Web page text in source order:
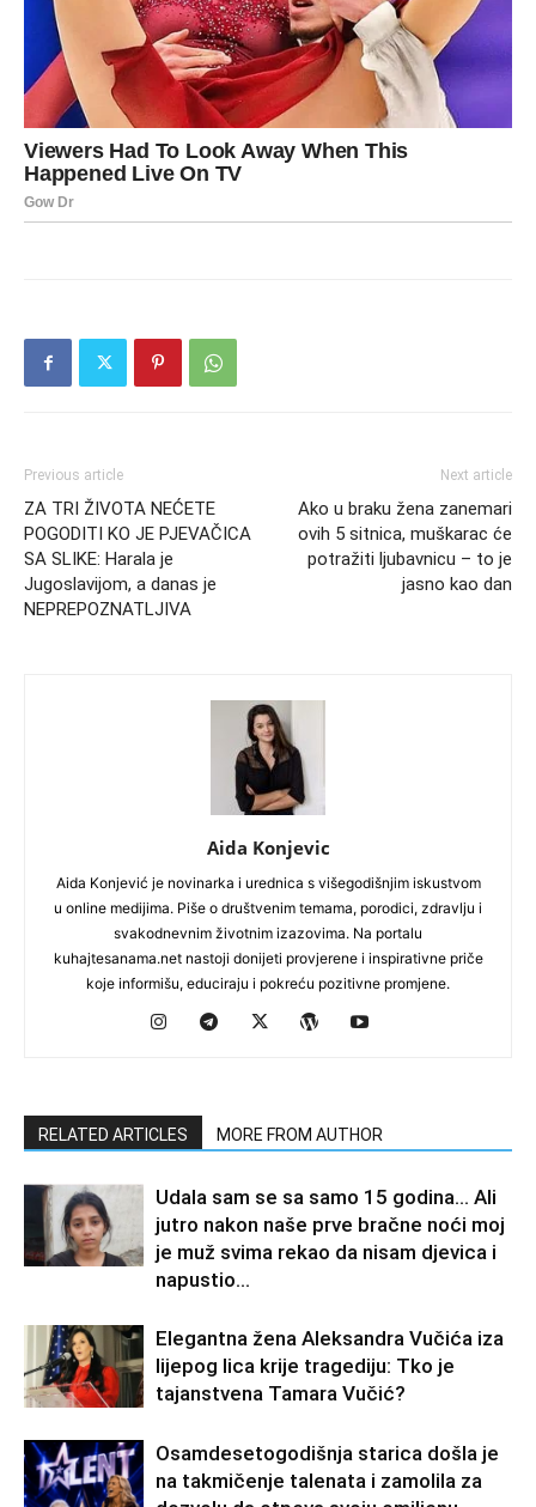
Previous article
ZA TRI ŽIVOTA NEĆETE
POGODITI KO JE PJEVAČICA
SA SLIKE: Harala je
Jugoslavijom, a danas je
NEPREPOZNATLJIVA
Next article
Ako u braku žena zanemari
ovih 5 sitnica, muškarac će
potražiti ljubavnicu – to je
jasno kao dan
Aida Konjevic
Aida Konjević je novinarka i urednica s višegodišnjim iskustvom
u online medijima. Piše o društvenim temama, porodici, zdravlju i
svakodnevnim životnim izazovima. Na portalu
kuhajtesanama.net nastoji donijeti provjerene i inspirativne priče
koje informišu, educiraju i pokreću pozitivne promjene.
RELATED ARTICLES MORE FROM AUTHOR
Udala sam se sa samo 15 godina… Ali
jutro nakon naše prve bračne noći moj
je muž svima rekao da nisam djevica i
napustio...
Elegantna žena Aleksandra Vučića iza
lijepog lica krije tragediju: Tko je
tajanstvena Tamara Vučić?
Osamdesetogodišnja starica došla je
na takmičenje talenata i zamolila za